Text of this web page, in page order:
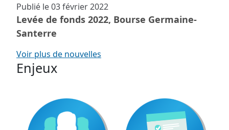
Enjeux
Publié le03 février 2022
Levée de fonds 2022, Bourse Germaine-
Santerre
Voir plus de nouvelles